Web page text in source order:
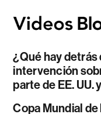
¿Qué hay detrás
intervención
parte de EE. UU.
Copa Mundial de